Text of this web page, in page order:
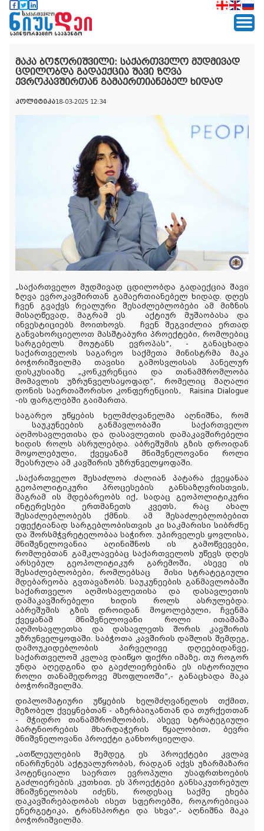
მაკა ბოჭორიშვილი: საქართველო მუდმივად
ცდილობდა გადაექცია შავი ზღვა
ევროკავშირთან გამაერთიანებელ ხიდად
პოლიტიკა18-03-2025 12:34
„საქართველო მუდმივად ცდილობდა გადაექცია შავი
ზღვა ევროკავშირთან გამაერთიანებელ ხიდად. დღეს
ჩვენ გვაქვს რეალური შესაძლებლობები ამ მიზნის
მისაღწევად, მაგრამ ეს აქტიურ მუშაობასა და
ინვესტიციებს მოითხოვს. ჩვენ შეგვიძლია ერთად
განვახორციელოთ მასშტაბური პროექტები, რომლებიც
სარგებელს მოუტანს ევროპას”, - განაცხადა
საქართველოს საგარეო საქმეთა მინისტრმა მაკა
ბოჭორიშვილმა თავისი გამოსვლისას პანელურ
დისკუსიაზე „კონკურენცია და თანამშრომლობა
მომავლის უზრუნველსაყოფად”, რომელიც მაღალი
დონის საერთაშორისო კონფერენციის, Raisina Dialogue
-ის ფარგლებში გაიმართა.
საგარეო უწყების ხელმძღვანელმა აღნიშნა, რომ
საუკუნეების განმავლობაში საქართველო
აღმოსავლეთისა და დასავლეთის დამაკავშირებელი
ხიდის როლს ასრულებდა. აბრეშუმის გზის დროიდან
მოყოლებული, ქვეყანამ მნიშვნელოვანი როლი
შეასრულა ამ კავშირის უზრუნველყოფაში.
„საქართველო შესაძლოა ძალიან პატარა ქვეყანაა
გეოპოლიტიკური პროცესების განსაზღვრისთვის,
მაგრამ ის მდებარეობს იქ, სადაც გეოპოლიტიკური
ინტერესები ერთმანეთს კვეთს, რაც ახალ
შესაძლებლობებს ქმნის. ამ შესაძლებლობებით
ეფექტიანად სარგებლობისთვის კი საკმარისი სიბრძნე
და შორსმჭვრეტელობაა საჭირო. უპირველეს ყოვლისა,
მნიშვნელოვანია აღინიშნოს ის გამოწვევები,
რომლებთან გამკლავებაც საქართველოს უწევს დღეს
არსებულ გეოპოლიტიკურ გარემოში, ასევე ის
შესაძლებლობები, რომლებსაც მისი სტრატეგიული
მდებარეობა გვთავაზობს. საუკუნეების განმავლობაში
საქართველო აღმოსავლეთისა და დასავლეთის
დამაკავშირებელი ხიდის როლს ასრულებდა.
აბრეშუმის გზის დროიდან მოყოლებული, ჩვენმა
ქვეყანამ მნიშვნელოვანი როლი ითამაშა
აღმოსავლეთსა და დასავლეთს შორის კავშირის
უზრუნველყოფაში. საბჭოთა კავშირის დაშლის შემდეგ,
დამოუკიდებლობის პირველივე დღეებიდანვე,
საქართველომ კვლავ დაიწყო ფიქრი იმაზე, თუ როგორ
უნდა აღედგინა და გაეძლიერებინა ეს ისტორიული
როლი თანამედროვე მსოფლიოში”,- განაცხადა მაკა
ბოჭორიშვილმა.
დიპლომატიური უწყების ხელმძღვანელის თქმით,
მეზობელ ქვეყნებთან - აზერბაიჯანთან და თურქეთთან
- მჭიდრო თანამშრომლობის, ასევე სტრატეგიული
პარტნიორების მხარდაჭერის წყალობით, ბევრი
მნიშვნელოვანი პროექტი განხორციელდა.
„ათწლეულების შემდეგ ეს პროექტები კვლავ
ინარჩუნებს აქტუალურობას, რადგან აქვს უზარმაზარი
პოტენციალი საერთო ევროპული უსაფრთხოების
გაძლიერების კუთხით. ეს პროექტები განსაკუთრებულ
მნიშვნელობას იძენს, როდესაც საქმე ეხება
დაკავშირებადობას ისეთ სფეროებში, როგორებიცაა
ენერგეტიკა, ტრანსპორტი და სხვა",- აღნიშნა მაკა
ბოჭორიშვილმა.